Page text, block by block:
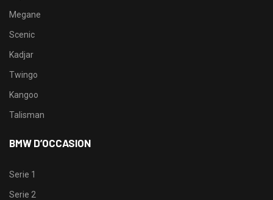
Megane
Scenic
Kadjar
Twingo
Kangoo
Talisman
BMW D’OCCASION
Serie 1
Serie 2